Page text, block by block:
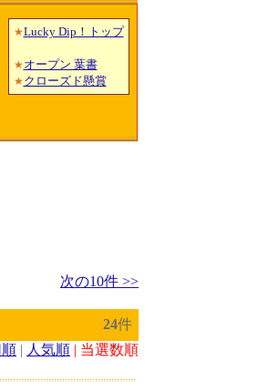
★Lucky Dip！トップ
★オープン 葉書
★クローズド懸賞
次の10件 >>
24件
| 人気順 | 当選数順